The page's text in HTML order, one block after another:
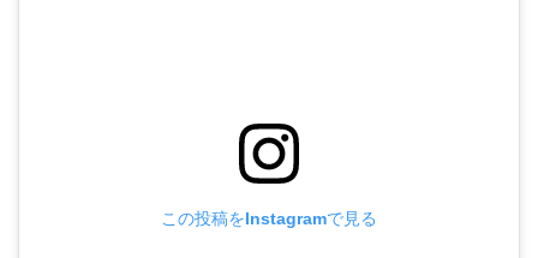
この投稿をInstagramで見る